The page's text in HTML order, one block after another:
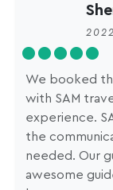
We booked
with SAM
experience.
the
needed. Our
awesome